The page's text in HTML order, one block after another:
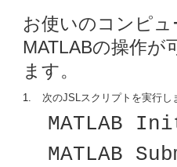
お使いのコンピ
MATLABの操作
ます。
1. 次のJSLスクリプトを実行し
MATLAB
MATLAB